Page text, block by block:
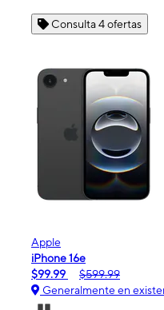
Consulta 4 ofertas
Apple
iPhone 16e
$99.99
$599.99
Generalmente en